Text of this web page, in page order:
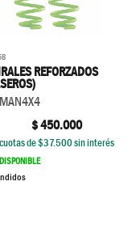
REFORZADOS
$450.000
cuotas de $37.500sin interés